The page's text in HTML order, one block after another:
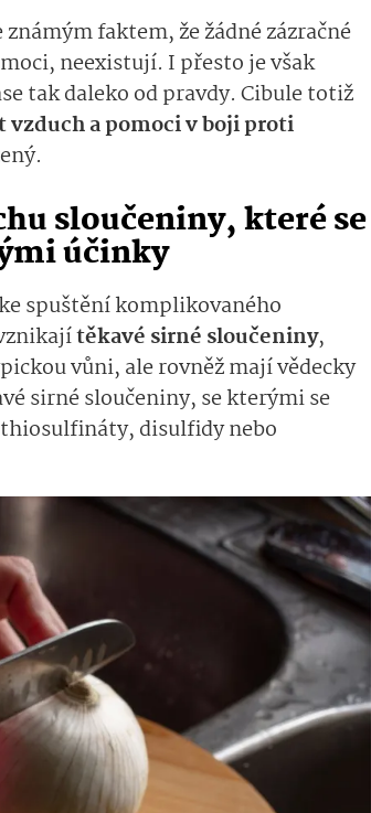
faktem, že žádné zázračné
neexistují. I přesto je však
tak daleko od pravdy. Cibule totiž
a pomoci v boji proti
sloučeniny, které se
účinky
spuštění komplikovaného
těkavé sirné sloučeniny,
vůni, ale rovněž mají vědecky
sirné sloučeniny, se kterými se
disulfidy nebo